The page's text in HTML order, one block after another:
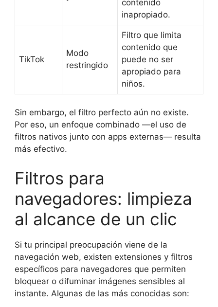
contenido
inapropiado.
TikTok
Modo
restringido
Filtro que limita
contenido que
puede no ser
apropiado para
niños.
Sin embargo, el filtro perfecto aún no existe.
Por eso, un enfoque combinado —el uso de
filtros nativos junto con apps externas— resulta
más efectivo.
Filtros para
navegadores: limpieza
al alcance de un clic
Si tu principal preocupación viene de la
navegación web, existen extensiones y filtros
específicos para navegadores que permiten
bloquear o difuminar imágenes sensibles al
instante. Algunas de las más conocidas son: